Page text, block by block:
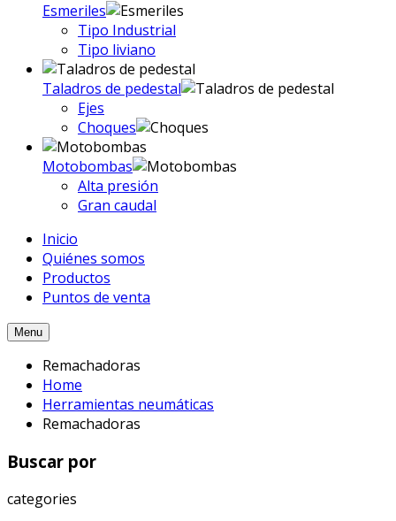
Esmeriles
Tipo Industrial
Tipo liviano
Taladros de pedestal
Ejes
Choques
Motobombas
Alta presión
Gran caudal
Inicio
Quiénes somos
Productos
Puntos de venta
Menu
Remachadoras
Home
Herramientas neumáticas
Remachadoras
Buscar por
categories